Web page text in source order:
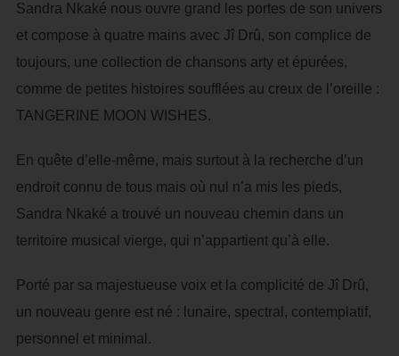
Sandra Nkaké nous ouvre grand les portes de son univers
et compose à quatre mains avec Jî Drû, son complice de
toujours, une collection de chansons arty et épurées,
comme de petites histoires soufflées au creux de l’oreille :
TANGERINE MOON WISHES.
En quête d’elle-même, mais surtout à la recherche d’un
endroit connu de tous mais où nul n’a mis les pieds,
Sandra Nkaké a trouvé un nouveau chemin dans un
territoire musical vierge, qui n’appartient qu’à elle.
Porté par sa majestueuse voix et la complicité de Jî Drû,
un nouveau genre est né : lunaire, spectral, contemplatif,
personnel et minimal.